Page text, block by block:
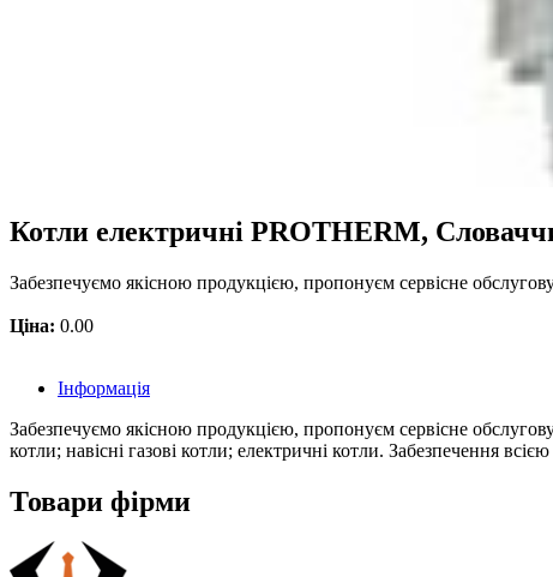
Котли електричні PROTHERM,
Забезпечуємо якісною продукцією, пропонуєм сервісне
Ціна: 0.00
Інформація
Забезпечуємо якісною продукцією, пропонуєм сервісне
котли; навісні газові котли; електричні котли. Забезпечення
Товари фірми